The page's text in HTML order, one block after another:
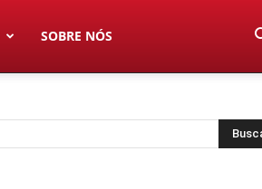
SOBRE NÓS